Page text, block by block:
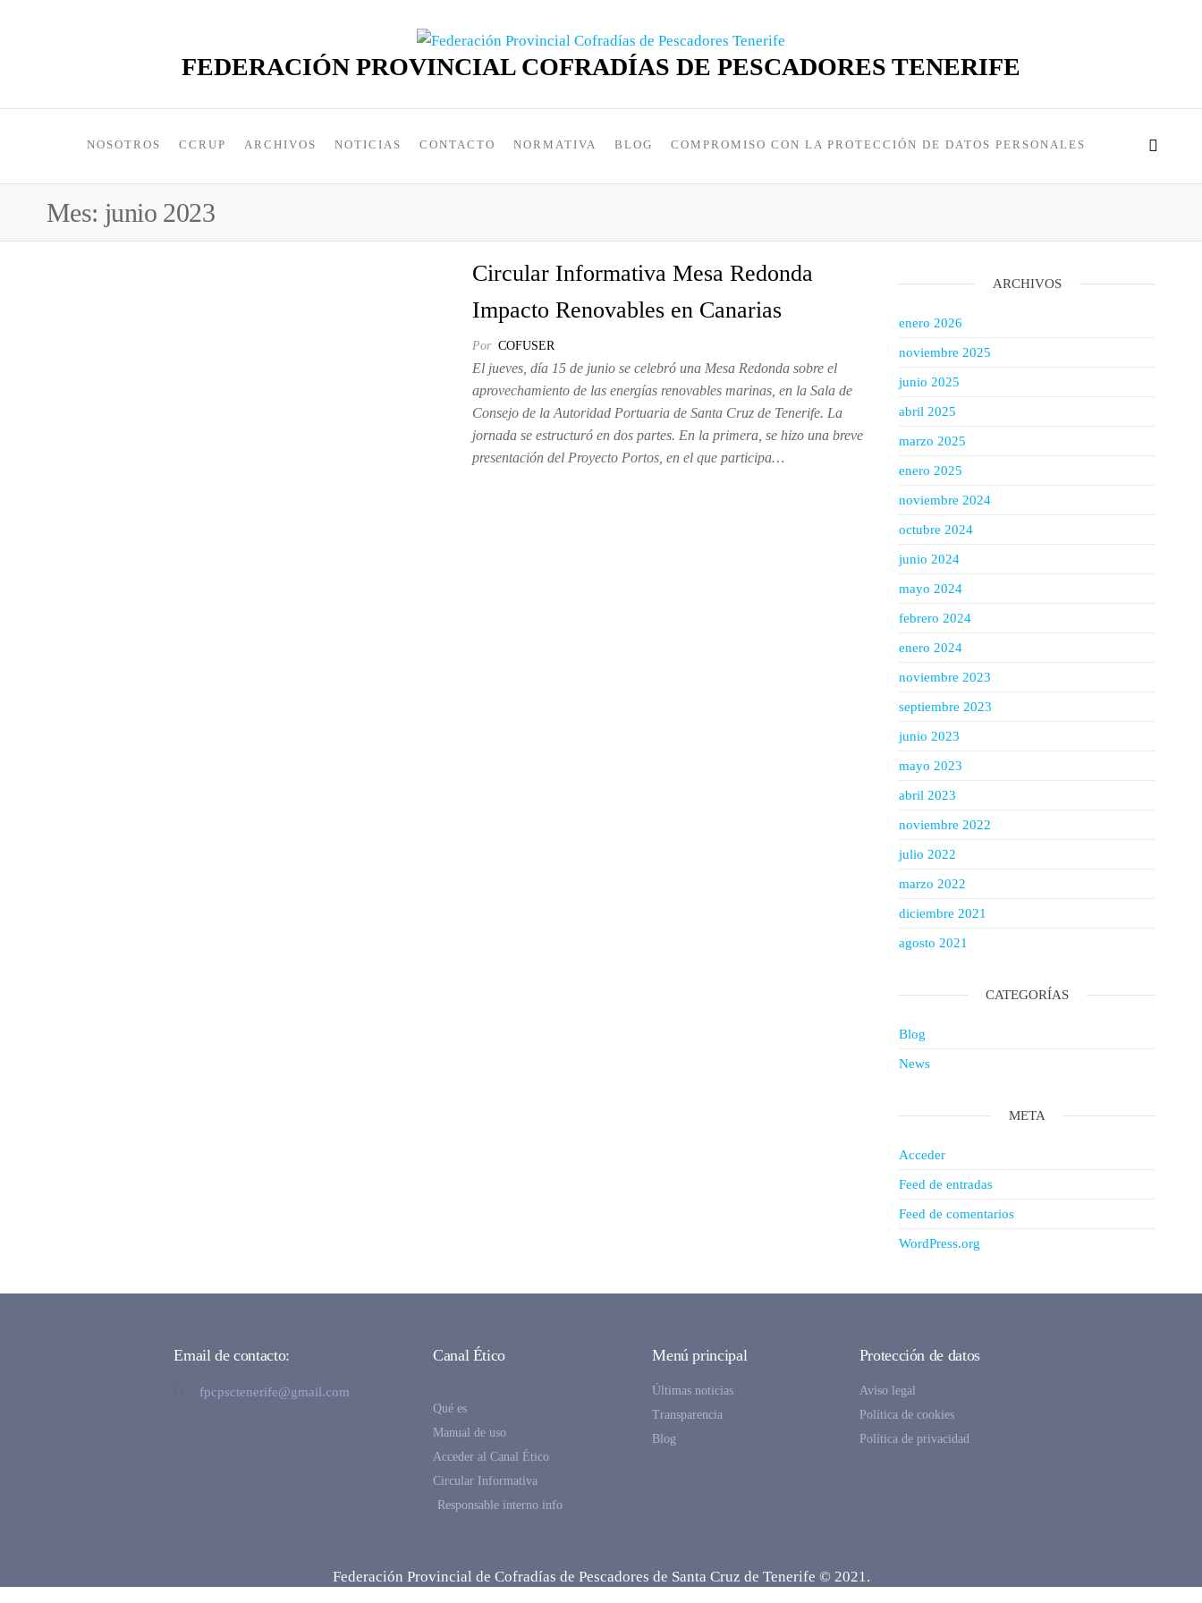
FEDERACIÓN PROVINCIAL COFRADÍAS DE PESCADORES TENERIFE
NOSOTROS CCRUP ARCHIVOS NOTICIAS CONTACTO NORMATIVA BLOG COMPROMISO CON LA PROTECCIÓN DE DATOS PERSONALES
Mes: junio 2023
Circular Informativa Mesa Redonda
Impacto Renovables en Canarias
Por COFUSER
El jueves, día 15 de junio se celebró una Mesa Redonda sobre el
aprovechamiento de las energías renovables marinas, en la Sala de
Consejo de la Autoridad Portuaria de Santa Cruz de Tenerife. La
jornada se estructuró en dos partes. En la primera, se hizo una breve
presentación del Proyecto Portos, en el que participa…
ARCHIVOS
enero 2026
noviembre 2025
junio 2025
abril 2025
marzo 2025
enero 2025
noviembre 2024
octubre 2024
junio 2024
mayo 2024
febrero 2024
enero 2024
noviembre 2023
septiembre 2023
junio 2023
mayo 2023
abril 2023
noviembre 2022
julio 2022
marzo 2022
diciembre 2021
agosto 2021
CATEGORÍAS
Blog
News
META
Acceder
Feed de entradas
Feed de comentarios
WordPress.org
Email de contacto:
fpcpsctenerife@gmail.com
Canal Ético
Qué es
Manual de uso
Acceder al Canal Ético
Circular Informativa
Responsable interno info
Menú principal
Últimas noticias
Transparencia
Blog
Protección de datos
Aviso legal
Política de cookies
Política de privacidad
Federación Provincial de Cofradías de Pescadores de Santa Cruz de Tenerife © 2021.